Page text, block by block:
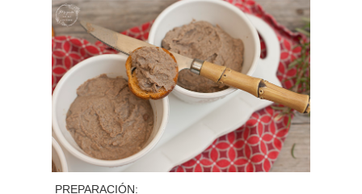
PREPARACIÓN: